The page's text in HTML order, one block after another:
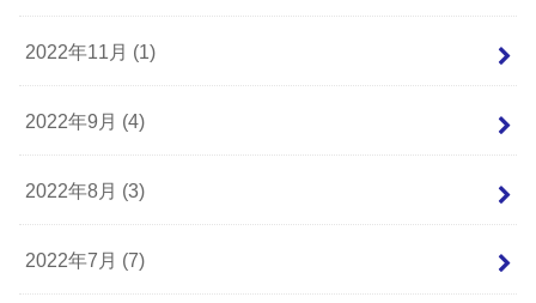
2022年11月 (1)
2022年9月 (4)
2022年8月 (3)
2022年7月 (7)